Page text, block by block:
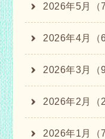
2026年5月（
2026年4月（
2026年3月（
2026年2月（
2026年1月（